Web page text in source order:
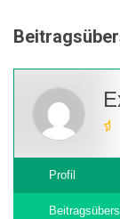
Profil